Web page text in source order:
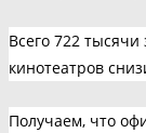
Всего 722
кинотеатров
Получаем, что